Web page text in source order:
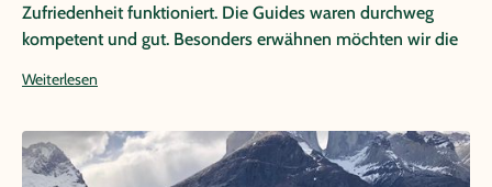
Zufriedenheit funktioniert. Die Guides waren durchweg
kompetent und gut. Besonders erwähnen möchten wir die
und Wim van Geenen (Buenos Aires). Lokal wurden wir
unkompliziert unterstützt. Die Hotels waren durchweg gut
und passend. Ein Highlight war das Gomero auf Rapa Nui,
Weiterlesen